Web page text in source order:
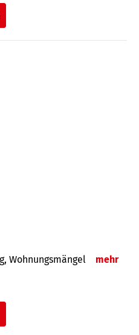
Wohnungsmängel mehr